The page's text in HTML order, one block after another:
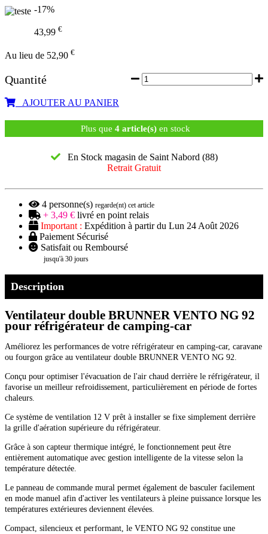
-17%
43,99 €
Au lieu de 52,90 €
Quantité
AJOUTER AU PANIER
Plus que 4 article(s)en stock
En Stock magasin de Saint Nabord (88)
Retrait Gratuit
4 personne(s) regarde(nt) cet article
+ 3,49 € livré en point relais
Important : Expédition à partir du Lun 24 Août 2026
Paiement Sécurisé
Satisfait ou Remboursé
jusqu'à 30 jours
Description
Ventilateur double BRUNNER VENTO NG 92
pour réfrigérateur de camping-car
Améliorez les performances de votre réfrigérateur en camping-car, caravane
ou fourgon grâce au ventilateur double BRUNNER VENTO NG 92.
Conçu pour optimiser l'évacuation de l'air chaud derrière le réfrigérateur, il
favorise un meilleur refroidissement, particulièrement en période de fortes
chaleurs.
Ce système de ventilation 12 V prêt à installer se fixe simplement derrière
la grille d'aération supérieure du réfrigérateur.
Grâce à son capteur thermique intégré, le fonctionnement peut être
entièrement automatique avec gestion intelligente de la vitesse selon la
température détectée.
Le panneau de commande mural permet également de basculer facilement
en mode manuel afin d'activer les ventilateurs à pleine puissance lorsque les
températures extérieures deviennent élevées.
Compact, silencieux et performant, le VENTO NG 92 constitue une